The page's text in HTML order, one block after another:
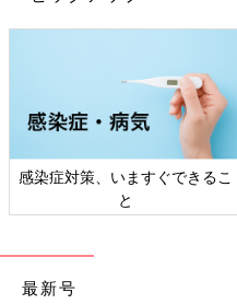
・
日本外来小児科学会リーフ
ト検討会
最新号